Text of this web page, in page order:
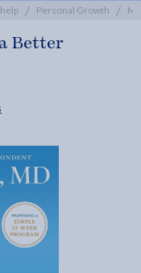
/ Personal Growth /
Better